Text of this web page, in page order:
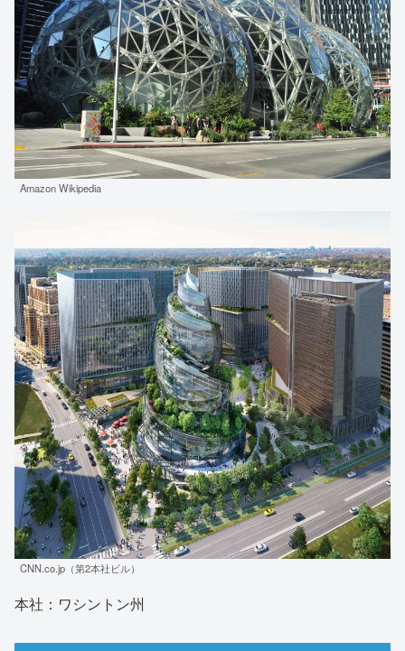
Amazon Wikipedia
CNN.co.jp（第2本社ビル）
本社：ワシントン州